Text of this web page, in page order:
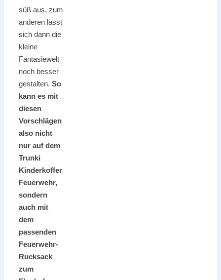
süß aus, zum
anderen lässt
sich dann die
kleine
Fantasiewelt
noch besser
gestalten. So
kann es mit
diesen
Vorschlägen
also nicht
nur auf dem
Trunki
Kinderkoffer
Feuerwehr,
sondern
auch mit
dem
passenden
Feuerwehr-
Rucksack
zum